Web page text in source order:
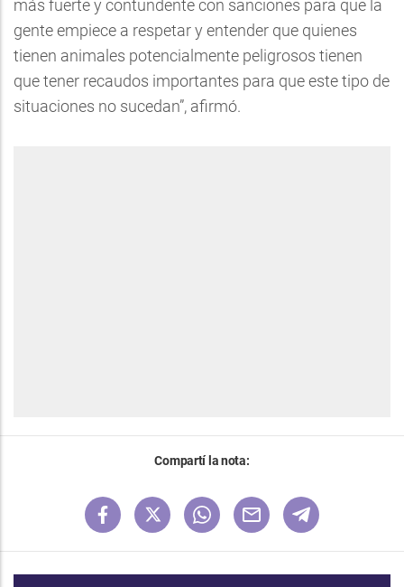
más fuerte y contundente con sanciones para que la
gente empiece a respetar y entender que quienes
tienen animales potencialmente peligrosos tienen
que tener recaudos importantes para que este tipo de
situaciones no sucedan”, afirmó.
Compartí la nota: